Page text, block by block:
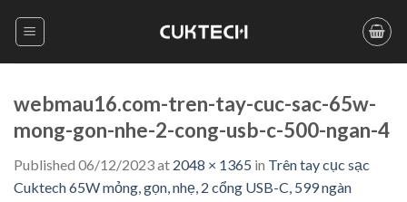
webmau16.com-tren-tay-cuc-sac-65w-
mong-gon-nhe-2-cong-usb-c-500-ngan-4
Published 06/12/2023at 2048 × 1365 in Trên tay cục sạc
Cuktech 65W mỏng, gọn, nhẹ, 2 cổng USB-C, 599 ngàn